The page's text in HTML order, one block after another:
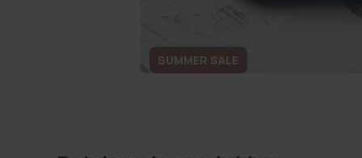
SUMMER SALE